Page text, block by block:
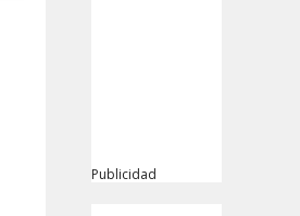
Publicidad